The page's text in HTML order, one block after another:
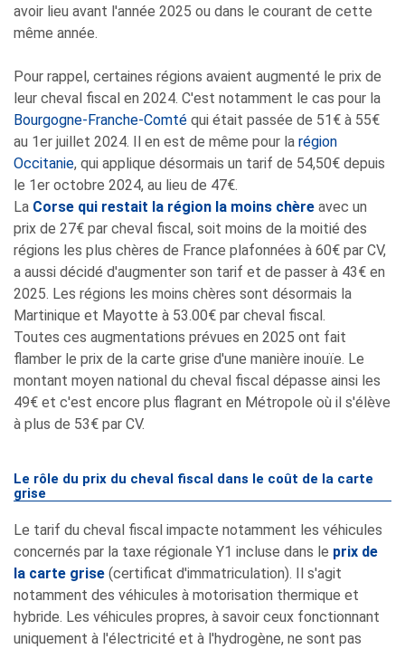
avoir lieu avant l'année 2025 ou dans le courant de cette
même année.
Pour rappel, certaines régions avaient augmenté le prix de
leur cheval fiscal en 2024. C'est notamment le cas pour la
Bourgogne-Franche-Comté qui était passée de 51€ à 55€
au 1er juillet 2024. Il en est de même pour la région
Occitanie, qui applique désormais un tarif de 54,50€ depuis
le 1er octobre 2024, au lieu de 47€.
La Corse qui restait la région la moins chère avec un
prix de 27€ par cheval fiscal, soit moins de la moitié des
régions les plus chères de France plafonnées à 60€ par CV,
a aussi décidé d'augmenter son tarif et de passer à 43€ en
2025. Les régions les moins chères sont désormais la
Martinique et Mayotte à 53.00€ par cheval fiscal.
Toutes ces augmentations prévues en 2025 ont fait
flamber le prix de la carte grise d'une manière inouïe. Le
montant moyen national du cheval fiscal dépasse ainsi les
49€ et c'est encore plus flagrant en Métropole où il s'élève
à plus de 53€ par CV.
Le rôle du prix du cheval fiscal dans le coût de la carte
grise
Le tarif du cheval fiscal impacte notamment les véhicules
concernés par la taxe régionale Y1 incluse dans le prix de
la carte grise (certificat d'immatriculation). Il s'agit
notamment des véhicules à motorisation thermique et
hybride. Les véhicules propres, à savoir ceux fonctionnant
uniquement à l'électricité et à l'hydrogène, ne sont pas